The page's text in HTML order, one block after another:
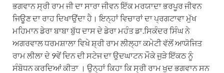
ਭਗਵਾਨ ਸ੍ਰੀ ਰਾਮ ਜੀ ਦਾ ਸਾਰਾ ਜੀਵਨ ਇੱਕ ਮਰਯਾਦਾ ਭਰਪੂਰ ਜੀਵਨ
ਜਿਊਣ ਦਾ ਰਾਹ ਦਿਖਾਉਂਦਾ ਹੈ। ਇਨ੍ਹਾਂ ਵਿਚਾਰਾਂ ਦਾ ਪ੍ਰਗਟਾਵਾ ਮੁੱਖ
ਮਹਿਮਾਨ ਡੇਰਾ ਬਾਬਾ ਬੁੱਧ ਦਾਸ ਦੇ ਡੇਰਾ ਮਹੰਤ ਡਾ.ਸਿਕੰਦਰ ਸਿੰਘ ਨੇ
ਅਗਰਵਾਲ ਧਰਮਸ਼ਾਲਾ ਵਿਖੇ ਸ਼੍ਰੀ ਰਾਮ ਲੀਲ੍ਹਾ ਕਮੇਟੀ ਵੱਲੋਂ ਆਯੋਜਿਤ
ਰਾਮ ਲੀਲਾ ਦੇ 9ਵੇਂ ਦਿਨ ਦੀ ਸਟੇਜ ਦਾ ਉਦਘਾਟਨ ਮੌਕੇ ਜੁੜੇ ਇੱਕਠ ਨੂੰ
ਸੰਬੋਧਨ ਕਰਦਿਆਂ ਕੀਤਾ । ਉਨ੍ਹਾਂ ਕਿਹਾ ਕਿ ਸ੍ਰੀ ਰਾਮ ਖੁਦ ਭਗਵਾਨ ਸਨ